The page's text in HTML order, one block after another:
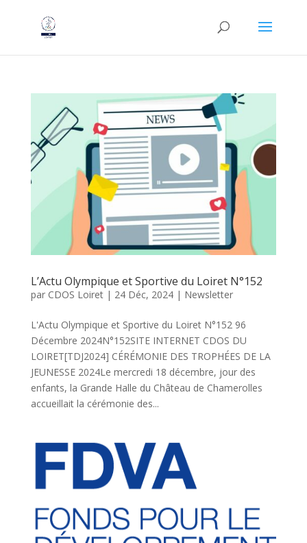
L’Actu Olympique et Sportive du Loiret N°152
par CDOS Loiret| 24 Déc, 2024| Newsletter
L'Actu Olympique et Sportive du Loiret N°152 96
Décembre 2024N°152SITE INTERNET CDOS DU
LOIRET[TDJ2024] CÉRÉMONIE DES TROPHÉES DE LA
JEUNESSE 2024Le mercredi 18 décembre, jour des
enfants, la Grande Halle du Château de Chamerolles
accueillait la cérémonie des...